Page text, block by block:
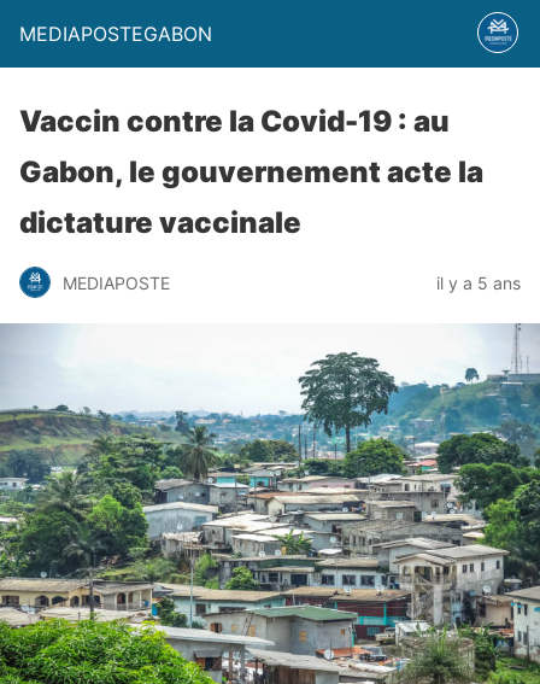
MEDIAPOSTEGABON
Vaccin contre la Covid-19 : au
Gabon, le gouvernement acte la
dictature vaccinale
MEDIAPOSTE il y a 5 ans